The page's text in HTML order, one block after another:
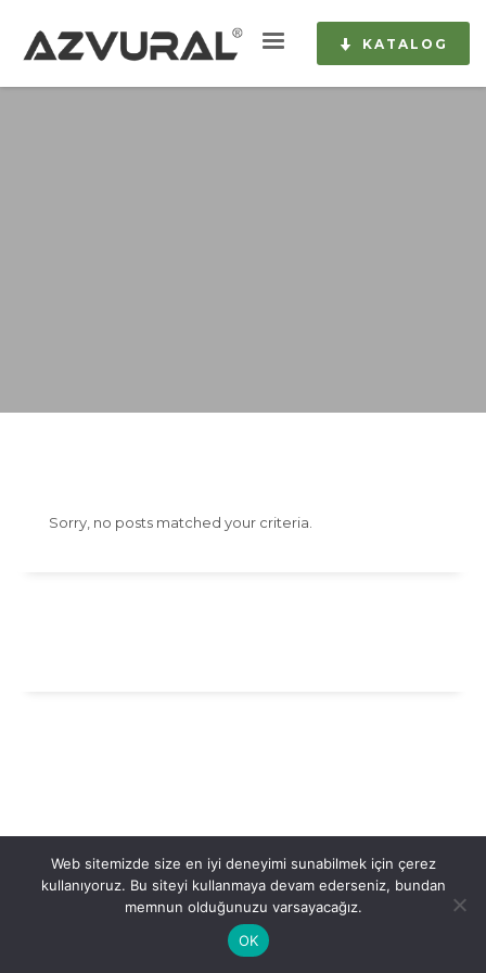
KATALOG
Sorry, no posts matched your criteria.
Web sitemizde size en iyi deneyimi sunabilmek için çerez
kullanıyoruz. Bu siteyi kullanmaya devam ederseniz, bundan
memnun olduğunuzu varsayacağız.
OK